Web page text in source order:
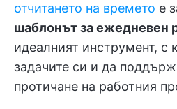
отчитането на времето е
шаблонът за ежедневен
идеалният инструмент, с
задачите си и да
протичане на работния